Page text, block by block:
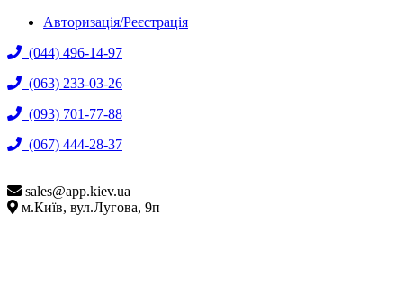
Авторизація/Реєстрація
(044) 496-14-97
(063) 233-03-26
(093) 701-77-88
(067) 444-28-37
sales@app.kiev.ua
м.Київ, вул.Лугова, 9п